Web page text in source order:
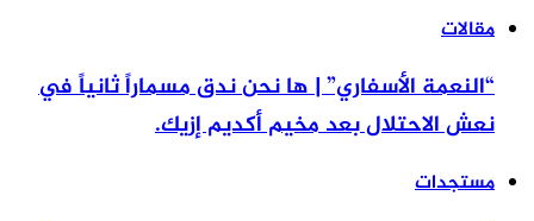
مقالات
“النعمة الأسفاري” | ها نحن ندق مسماراً ثانياً في
نعش الاحتلال بعد مخيم أكديم إزيك.
مستجدات